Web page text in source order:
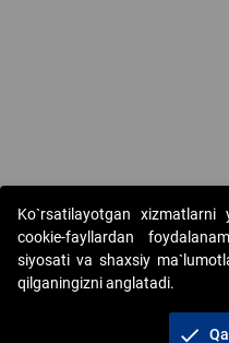
Copyright © 2017-2026.
AJ. Barcha huquqlar
Ko`rsatilayotgan
cookie-fayllardan
siyosati va shaxsiy
qilganingizni anglatadi.
check